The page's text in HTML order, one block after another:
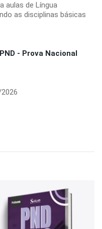
aulas de Língua
as disciplinas básicas
- Prova Nacional